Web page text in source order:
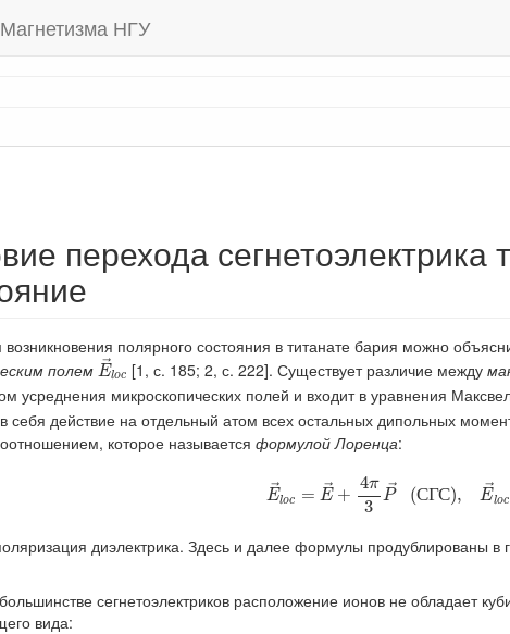
НГУ
перехода
полярного состояния в титанате бария можно
полем →
Eloc
E→loc
[1, с. 185; 2, с. 222]. Существует различие между
усреднения микроскопических полей и входит в уравнения
себя действие на отдельный атом всех остальных дипольных
которое называется формулой Лоренца:
→
Eloc = →
E +
4π
3
→
P (СГС), →
Eloc
+
диэлектрика. Здесь и далее формулы продублированы в
сегнетоэлектриков расположение ионов не обладает
вида: